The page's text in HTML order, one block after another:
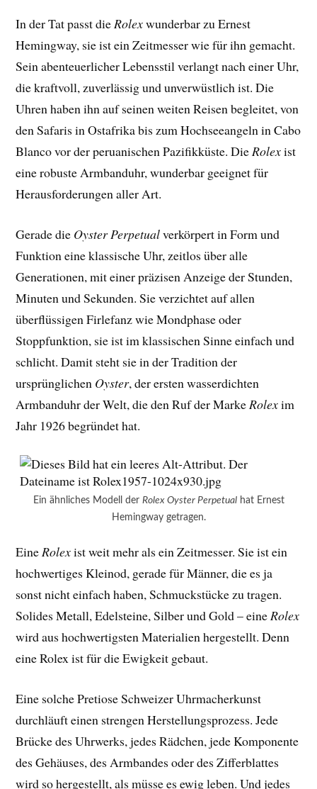
In der Tat passt dieRolexwunderbar zu Ernest
Hemingway, sie ist ein Zeitmesser wie für ihn gemacht.
Sein abenteuerlicher Lebensstil verlangt nach einer Uhr,
die kraftvoll, zuverlässig und unverwüstlich ist. Die
Uhren haben ihn auf seinen weiten Reisen begleitet, von
den Safaris in Ostafrika bis zum Hochseeangeln in Cabo
Blanco vor der peruanischen Pazifikküste. DieRolexist
eine robuste Armbanduhr, wunderbar geeignet für
Herausforderungen aller Art.
Gerade die Oyster Perpetualverkörpert in Form und
Funktion eine klassische Uhr, zeitlos über alle
Generationen, mit einer präzisen Anzeige der Stunden,
Minuten und Sekunden. Sie verzichtet auf allen
überflüssigen Firlefanz wie Mondphase oder
Stoppfunktion, sie ist im klassischen Sinne einfach und
schlicht. Damit steht sie in der Tradition der
ursprünglichen Oyster, der ersten wasserdichten
Armbanduhr der Welt, die den Ruf der MarkeRolexim
Jahr 1926 begründet hat.
Ein ähnliches Modell der Rolex Oyster Perpetualhat Ernest
Hemingway getragen.
EineRolexist weit mehr als ein Zeitmesser. Sie ist ein
hochwertiges Kleinod, gerade für Männer, die es ja
sonst nicht einfach haben, Schmuckstücke zu tragen.
Solides Metall, Edelsteine, Silber und Gold – eineRolex
wird aus hochwertigsten Materialien hergestellt. Denn
eine Rolex ist für die Ewigkeit gebaut.
Eine solche Pretiose Schweizer Uhrmacherkunst
durchläuft einen strengen Herstellungsprozess. Jede
Brücke des Uhrwerks, jedes Rädchen, jede Komponente
des Gehäuses, des Armbandes oder des Zifferblattes
wird so hergestellt, als müsse es ewig leben. Und jedes